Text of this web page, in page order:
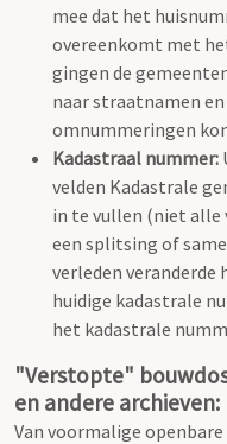
mee dat het
overeenkomt met
gingen de
naar straatnamen
omnummeringen
Kadastraal nummer:
velden Kadastrale
in te vullen (niet alle
een splitsing of
verleden veranderde
huidige kadastrale
het kadastrale
"Verstopte"
en andere archieven:
Van voormalige